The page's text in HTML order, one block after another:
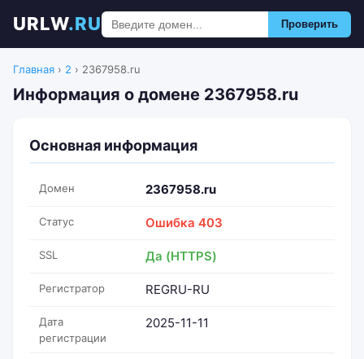
URLW.RU Проверить
Главная › 2 › 2367958.ru
Информация о домене 2367958.ru
Основная информация
Домен 2367958.ru
Статус Ошибка 403
SSL Да (HTTPS)
Регистратор REGRU-RU
Дата
регистрации
2025-11-11